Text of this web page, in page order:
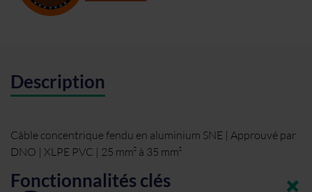
Description
Câble concentrique fendu en aluminium SNE | Approuvé par
DNO | XLPE PVC | 25 mm² à 35 mm²
Fonctionnalités clés